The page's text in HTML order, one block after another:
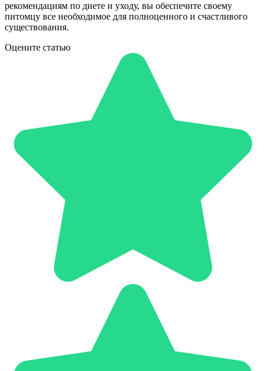
рекомендациям по диете и уходу, вы обеспечите своему
питомцу все необходимое для полноценного и счастливого
существования.
Оцените статью